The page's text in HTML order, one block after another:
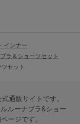
インナー
ラ＆ショーツセット
セット
通販サイトです。
ルーナブラ&ショー
ージです。